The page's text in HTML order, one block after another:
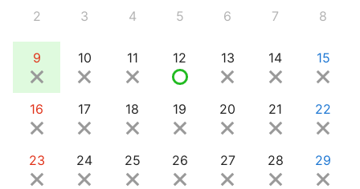
2 3 4 5 6 7 8
9 10 11 12 13 14 15
16 17 18 19 20 21 22
23 24 25 26 27 28 29